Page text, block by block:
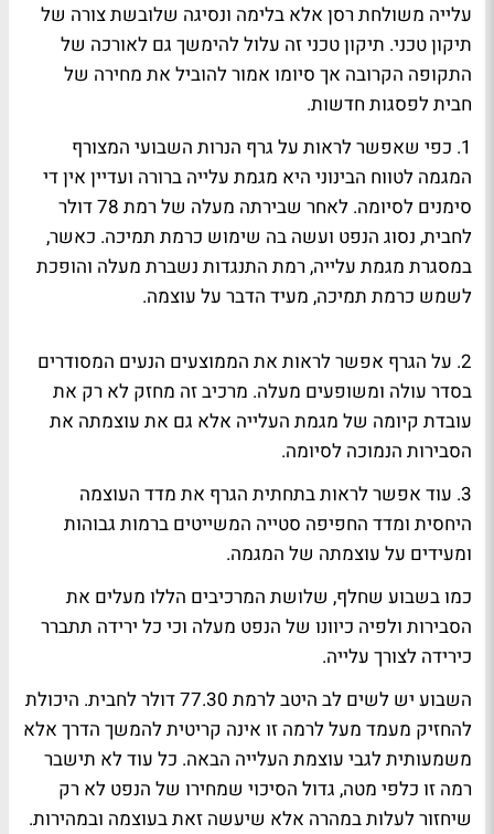
עלייה משולחת רסן אלא בלימה ונסיגה שלובשת צורה של
תיקון טכני. תיקון טכני זה עלול להימשך גם לאורכה של
התקופה הקרובה אך סיומו אמור להוביל את מחירה של
חבית לפסגות חדשות.
1. כפי שאפשר לראות על גרף הנרות השבועי המצורף
המגמה לטווח הבינוני היא מגמת עלייה ברורה ועדיין אין די
סימנים לסיומה. לאחר שבירתה מעלה של רמת 78 דולר
לחבית, נסוג הנפט ועשה בה שימוש כרמת תמיכה. כאשר,
במסגרת מגמת עלייה, רמת התנגדות נשברת מעלה והופכת
לשמש כרמת תמיכה, מעיד הדבר על עוצמה.
2. על הגרף אפשר לראות את הממוצעים הנעים המסודרים
בסדר עולה ומשופעים מעלה. מרכיב זה מחזק לא רק את
עובדת קיומה של מגמת העלייה אלא גם את עוצמתה את
הסבירות הנמוכה לסיומה.
3. עוד אפשר לראות בתחתית הגרף את מדד העוצמה
היחסית ומדד החפיפה סטייה המשייטים ברמות גבוהות
ומעידים על עוצמתה של המגמה.
כמו בשבוע שחלף, שלושת המרכיבים הללו מעלים את
הסבירות ולפיה כיוונו של הנפט מעלה וכי כל ירידה תתברר
כירידה לצורך עלייה.
השבוע יש לשים לב היטב לרמת 77.30 דולר לחבית. היכולת
להחזיק מעמד מעל לרמה זו אינה קריטית להמשך הדרך אלא
משמעותית לגבי עוצמת העלייה הבאה. כל עוד לא תישבר
רמה זו כלפי מטה, גדול הסיכוי שמחירו של הנפט לא רק
שיחזור לעלות במהרה אלא שיעשה זאת בעוצמה ובמהירות.